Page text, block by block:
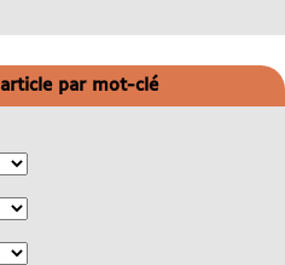
article par mot-clé